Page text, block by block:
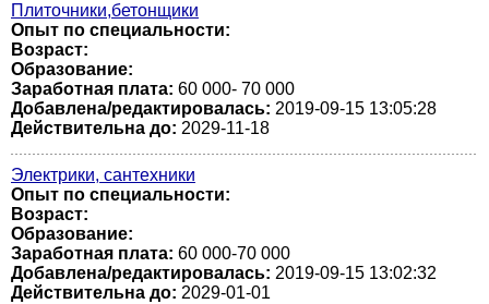
Плиточники,бетонщики
Опыт по специальности:
Возраст:
Образование:
Заработная плата: 60 000- 70 000
Добавлена/редактировалась: 2019-09-15 13:05:28
Действительна до: 2029-11-18
Электрики, сантехники
Опыт по специальности:
Возраст:
Образование:
Заработная плата: 60 000-70 000
Добавлена/редактировалась: 2019-09-15 13:02:32
Действительна до: 2029-01-01